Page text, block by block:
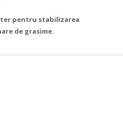
pentru stabilizarea
de grasime.